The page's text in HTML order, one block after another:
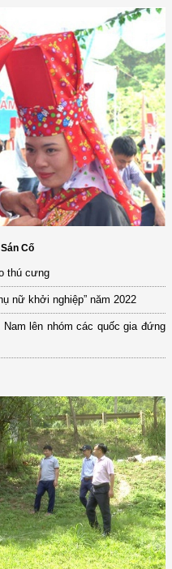
Cố
thú cưng
nữ khởi nghiệp” năm 2022
lên nhóm các quốc gia đứng